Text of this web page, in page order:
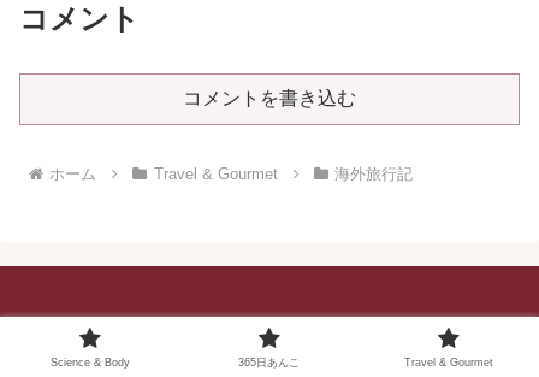
コメント
コメントを書き込む
ホーム Travel & Gourmet 海外旅行記
Science & Body 365日あんこ Travel & Gourmet